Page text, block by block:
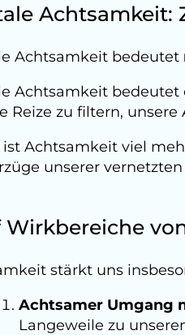
Achtsamkeit:
Achtsamkeit bedeutet
Achtsamkeit bedeutet
Reize zu filtern,
Achtsamkeit viel
unserer
Wirkbereiche
stärkt uns
Achtsamer Umgang
Langeweile zu